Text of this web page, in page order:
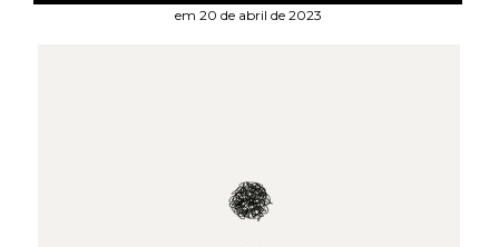
em 20 de abril de 2023